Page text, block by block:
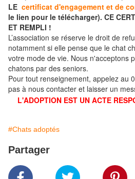
LE certificat d'engagement et de
le lien pour le télécharger). CE
ET REMPLI !
L’association se réserve le droit de
notamment si elle pense que le chat
votre mode de vie. Nous n'acceptons
chatons par des seniors.
Pour tout renseignement, appelez au
pas à nous contacter et laisser un
L'ADOPTION EST UN ACTE
#Chats adoptés
Partager